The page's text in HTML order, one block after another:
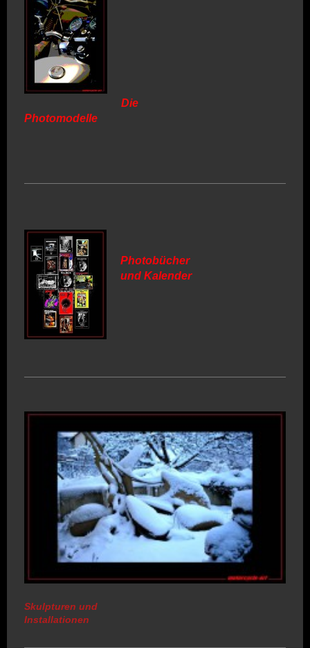
Die
Photomodelle
Photobücher
und Kalender
Skulpturen und
Installationen